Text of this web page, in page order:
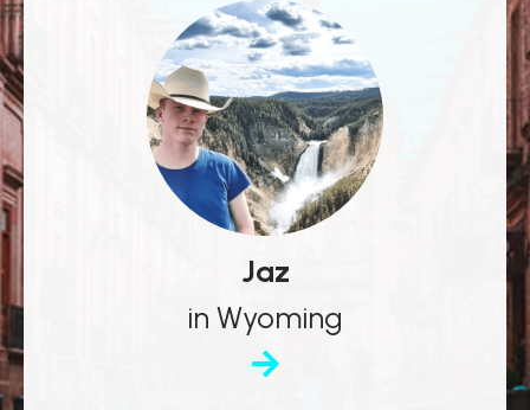
Jaz
in Wyoming